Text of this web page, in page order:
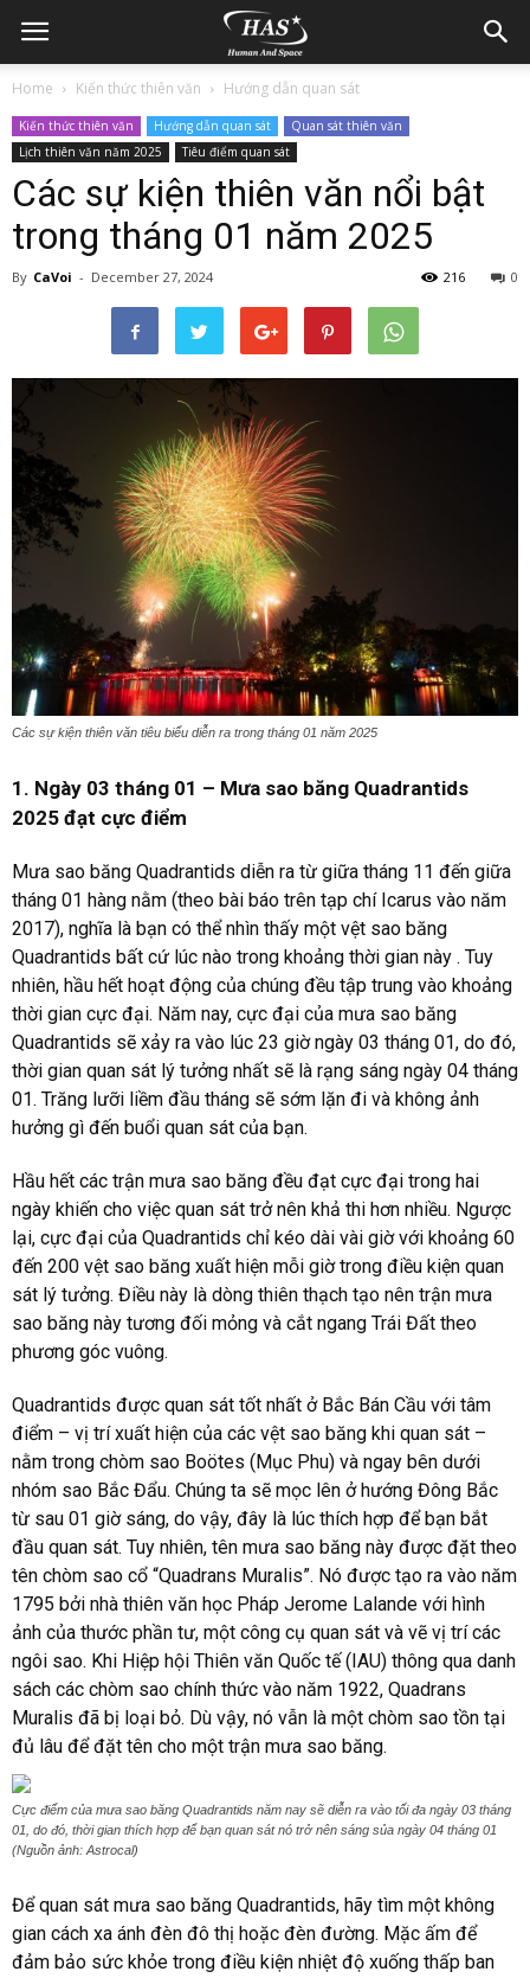
Home Kiến thức thiên văn Hướng dẫn quan sát
Kiến thức thiên văn Hướng dẫn quan sát
Quan sát thiên văn
Lịch thiên văn năm 2025
Tiêu điểm quan sát
Các sự kiện thiên văn nổi bật
trong tháng 01 năm 2025
By CaVoi - December 27, 2024 0
216
Các sự kiện thiên văn tiêu biểu diễn ra trong tháng 01 năm 2025
1. Ngày 03 tháng 01 – Mưa sao băng Quadrantids
2025 đạt cực điểm
Mưa sao băng Quadrantids diễn ra từ giữa tháng 11 đến giữa
tháng 01 hàng nằm (theo bài báo trên tạp chí Icarus vào năm
2017), nghĩa là bạn có thể nhìn thấy một vệt sao băng
Quadrantids bất cứ lúc nào trong khoảng thời gian này . Tuy
nhiên, hầu hết hoạt động của chúng đều tập trung vào khoảng
thời gian cực đại. Năm nay, cực đại của mưa sao băng
Quadrantids sẽ xảy ra vào lúc 23 giờ ngày 03 tháng 01, do đó,
thời gian quan sát lý tưởng nhất sẽ là rạng sáng ngày 04 tháng
01. Trăng lưỡi liềm đầu tháng sẽ sớm lặn đi và không ảnh
hưởng gì đến buổi quan sát của bạn.
Hầu hết các trận mưa sao băng đều đạt cực đại trong hai
ngày khiến cho việc quan sát trở nên khả thi hơn nhiều. Ngược
lại, cực đại của Quadrantids chỉ kéo dài vài giờ với khoảng 60
đến 200 vệt sao băng xuất hiện mỗi giờ trong điều kiện quan
sát lý tưởng. Điều này là dòng thiên thạch tạo nên trận mưa
sao băng này tương đối mỏng và cắt ngang Trái Đất theo
phương góc vuông.
Quadrantids được quan sát tốt nhất ở Bắc Bán Cầu với tâm
điểm – vị trí xuất hiện của các vệt sao băng khi quan sát –
nằm trong chòm sao Boötes (Mục Phu) và ngay bên dưới
nhóm sao Bắc Đẩu. Chúng ta sẽ mọc lên ở hướng Đông Bắc
từ sau 01 giờ sáng, do vậy, đây là lúc thích hợp để bạn bắt
đầu quan sát. Tuy nhiên, tên mưa sao băng này được đặt theo
tên chòm sao cổ “Quadrans Muralis”. Nó được tạo ra vào năm
1795 bởi nhà thiên văn học Pháp Jerome Lalande với hình
ảnh của thước phần tư, một công cụ quan sát và vẽ vị trí các
ngôi sao. Khi Hiệp hội Thiên văn Quốc tế (IAU) thông qua danh
sách các chòm sao chính thức vào năm 1922, Quadrans
Muralis đã bị loại bỏ. Dù vậy, nó vẫn là một chòm sao tồn tại
đủ lâu để đặt tên cho một trận mưa sao băng.
Cực điểm của mưa sao băng Quadrantids năm nay sẽ diễn ra vào tối đa ngày 03 tháng
01, do đó, thời gian thích hợp để bạn quan sát nó trở nên sáng sủa ngày 04 tháng 01
(Nguồn ảnh: Astrocal)
Để quan sát mưa sao băng Quadrantids, hãy tìm một không
gian cách xa ánh đèn đô thị hoặc đèn đường. Mặc ấm để
đảm bảo sức khỏe trong điều kiện nhiệt độ xuống thấp ban